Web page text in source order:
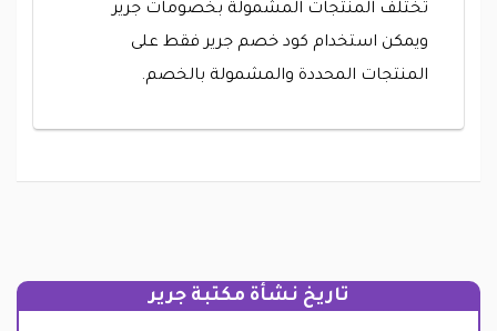
تختلف المنتجات المشمولة بخصومات جرير
ويمكن استخدام كود خصم جرير فقط على
المنتجات المحددة والمشمولة بالخصم.
تاريخ نشأة مكتبة جرير